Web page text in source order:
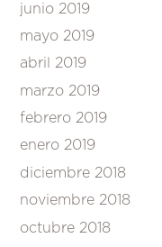
junio 2019
mayo 2019
abril 2019
marzo 2019
febrero 2019
enero 2019
diciembre 2018
noviembre 2018
octubre 2018